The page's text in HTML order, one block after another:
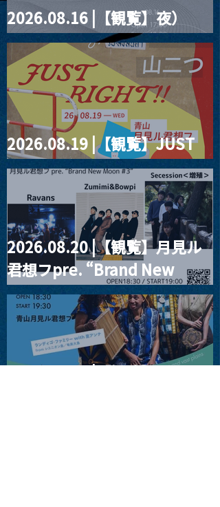
2026.08.16 |【観覧】夜）
four dots vol.2
2026.08.19 |【観覧】JUST
RIGHT!! vol.27
2026.08.20 |【観覧】月見ル
君想フpre. “Brand New
Moon #3”
2026.08.25 |【観覧】